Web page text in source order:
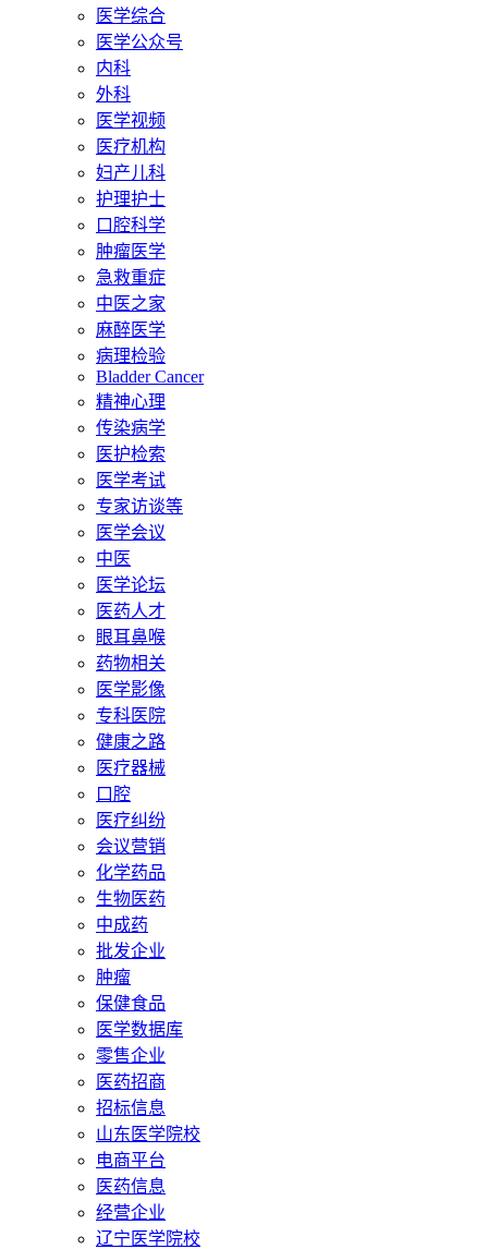
医学综合
医学公众号
内科
外科
医学视频
医疗机构
妇产儿科
护理护士
口腔科学
肿瘤医学
急救重症
中医之家
麻醉医学
病理检验
Bladder Cancer
精神心理
传染病学
医护检索
医学考试
专家访谈等
医学会议
中医
医学论坛
医药人才
眼耳鼻喉
药物相关
医学影像
专科医院
健康之路
医疗器械
口腔
医疗纠纷
会议营销
化学药品
生物医药
中成药
批发企业
肿瘤
保健食品
医学数据库
零售企业
医药招商
招标信息
山东医学院校
电商平台
医药信息
经营企业
辽宁医学院校